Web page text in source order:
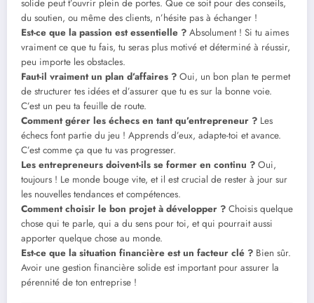
solide peut t’ouvrir plein de portes. Que ce soit pour des conseils,
du soutien, ou même des clients, n’hésite pas à échanger !
Est-ce que la passion est essentielle ? Absolument ! Si tu aimes
vraiment ce que tu fais, tu seras plus motivé et déterminé à réussir,
peu importe les obstacles.
Faut-il vraiment un plan d’affaires ? Oui, un bon plan te permet
de structurer tes idées et d’assurer que tu es sur la bonne voie.
C’est un peu ta feuille de route.
Comment gérer les échecs en tant qu’entrepreneur ? Les
échecs font partie du jeu ! Apprends d’eux, adapte-toi et avance.
C’est comme ça que tu vas progresser.
Les entrepreneurs doivent-ils se former en continu ? Oui,
toujours ! Le monde bouge vite, et il est crucial de rester à jour sur
les nouvelles tendances et compétences.
Comment choisir le bon projet à développer ? Choisis quelque
chose qui te parle, qui a du sens pour toi, et qui pourrait aussi
apporter quelque chose au monde.
Est-ce que la situation financière est un facteur clé ? Bien sûr.
Avoir une gestion financière solide est important pour assurer la
pérennité de ton entreprise !